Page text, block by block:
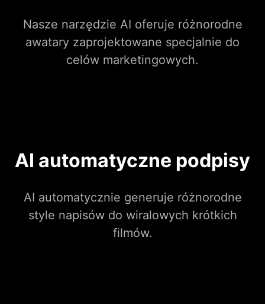
Nasze narzędzie AI oferuje różnorodne
awatary zaprojektowane specjalnie do
celów marketingowych.
AI automatyczne podpisy
AI automatycznie generuje różnorodne
style napisów do wiralowych krótkich
filmów.